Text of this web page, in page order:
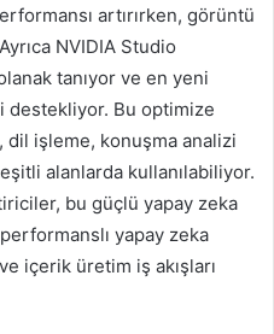
artırırken, görüntü
NVIDIA Studio
tanıyor ve en yeni
destekliyor. Bu optimize
işleme, konuşma analizi
alanlarda kullanılabiliyor.
bu güçlü yapay zeka
yapay zeka
içerik üretim iş akışları